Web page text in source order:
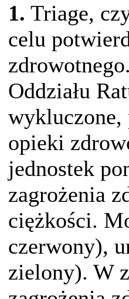
1. Triage,
celu
Oddziału
wykluczone,
opieki
jednostek
zagrożenia
ciężkości.
czerwony),
zielony). W